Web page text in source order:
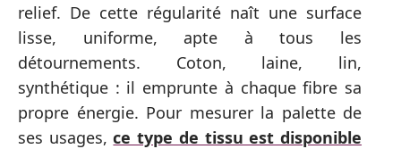
relief. De cette régularité naît une surface
lisse, uniforme, apte à tous les
détournements. Coton, laine, lin,
synthétique : il emprunte à chaque fibre sa
propre énergie. Pour mesurer la palette de
ses usages,ce type de tissu est disponible